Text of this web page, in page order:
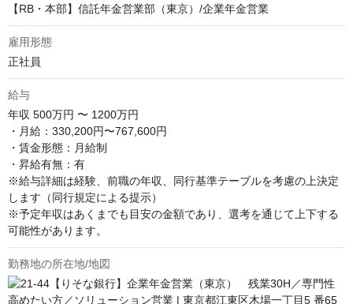
【RB・本部】信託年金営業部（東京）/企業年金営業
雇用形態
正社員
給与
年収 500万円 〜 1200万円
・月給：330,200円〜767,600円
・賃金形態：月給制
・昇給有無：有
※給与詳細は経験、前職の年収、同行基準テーブルを考慮の上決定
します（同行規定による提示）
※予定年収はあくまでも目安の金額であり、選考を通じて上下する
可能性があります。
勤務地の所在地/地図